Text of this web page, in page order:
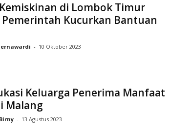
di Lombok Timur
Kucurkan Bantuan
- 10 Oktober 2023
Keluarga Penerima Manfaat
Malang
Birny - 13 Agustus 2023